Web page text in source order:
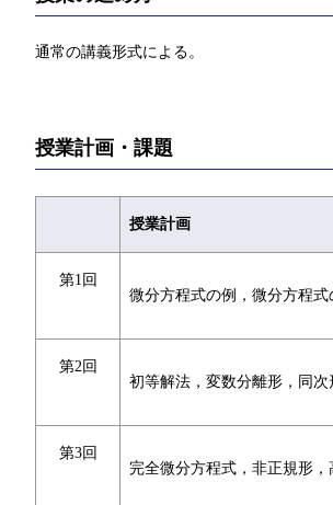
通常の講義形式による。
授業計画・課題
授業計画
第1回
微分方程式の例，微分方程
第2回
初等解法，変数分離形，同
第3回
完全微分方程式，非正規形